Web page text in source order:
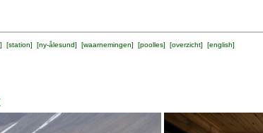
] [station] [ny-ålesund] [waarnemingen] [poolles] [overzicht] [english]